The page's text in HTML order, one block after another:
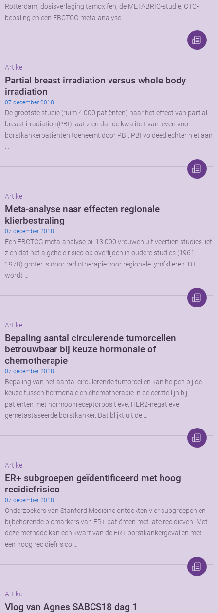
Rotterdam, dosisverlaging tamoxifen, de METABRIC-studie, CTC-
bepaling en een EBCTCG meta-analyse.
Artikel
Partial breast irradiation versus whole body
irradiation
07 december 2018
De grootste studie (ruim 4.000 patiënten) naar het effect van partial
breast irradiation(PBI) laat zien dat de kwaliteit van leven voor
borstkankerpatienten toeneemt door PBI. PBI voldeed echter niet aan
…
Artikel
Meta-analyse naar effecten regionale
klierbestraling
07 december 2018
Een EBCTCG meta-analyse bij 13.000 vrouwen uit veertien studies liet
zien dat het algehele risico op overlijden in oudere studies (1961-
1978) groter is door radiotherapie voor regionale lymfklieren. Dit
wordt …
Artikel
Bepaling aantal circulerende tumorcellen
betrouwbaar bij keuze hormonale of
chemotherapie
07 december 2018
Bepaling van het aantal circulerende tumorcellen kan helpen bij de
keuze tussen hormonale en chemotherapie in de eerste lijn bij
patiënten met hormoonreceptorpositieve, HER2-negatieve
gemetastaseerde borstkanker. Dat blijkt uit de …
Artikel
ER+ subgroepen geïdentificeerd met hoog
recidiefrisico
07 december 2018
Onderzoekers van Stanford Medicine ontdekten vier subgroepen en
bijbehorende biomarkers van ER+ patiënten met late recidieven. Met
deze methode kan een kwart van de ER+ borstkankergevallen met
een hoog recidiefrisico …
Artikel
Vlog van Agnes SABCS18 dag 1